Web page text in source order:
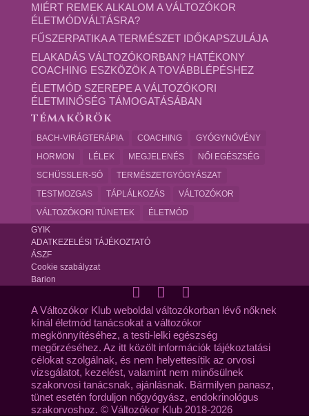
MIÉRT REMEK ALKALOM A VÁLTOZÓKOR
ÉLETMÓDVÁLTÁSRA?
FŰSZERPATIKA A TERMÉSZET IDŐKAPSZULÁJA
ELAKADÁS VÁLTOZÓKORBAN? HATÉKONY
COACHING ESZKÖZÖK A TOVÁBBLÉPÉSHEZ
ÉLETMÓD SZEREPE A VÁLTOZÓKORI
ÉLETMINŐSÉG TÁMOGATÁSÁBAN
TÉMAKÖRÖK
BACH-VIRÁGTERÁPIA COACHING
GYÓGYNÖVÉNY
HORMON
LÉLEK MEGJELENÉS
NŐI EGÉSZSÉG
SCHÜSSLER-SÓ
TERMÉSZETGYÓGYÁSZAT
TESTMOZGAS
TÁPLÁLKOZÁS
VÁLTOZÓKOR
VÁLTOZÓKORI TÜNETEK
ÉLETMÓD
GYIK
ADATKEZELÉSI TÁJÉKOZTATÓ
ÁSZF
Cookie szabályzat
Barion
A Változókor Klub weboldal változókorban lévő nőknek
kínál életmód tanácsokat a változókor
megkönnyítéséhez, a testi-lelki egészség
megőrzéséhez. Az itt közölt információk tájékoztatási
célokat szolgálnak, és nem helyettesítik az orvosi
vizsgálatot, kezelést, valamint nem minősülnek
szakorvosi tanácsnak, ajánlásnak. Bármilyen panasz,
tünet esetén forduljon nőgyógyász, endokrinológus
szakorvoshoz. © Változókor Klub 2018-2026